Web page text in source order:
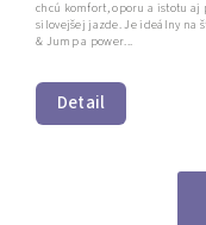
Detail
chcú komfort, oporu a istotu aj
silovejšej jazde. Je ideálny na
& Jump a power...